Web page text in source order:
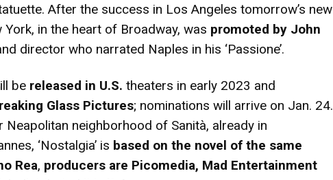
After the success in Los Angeles tomorrow’s new
York, in the heart of Broadway, was promoted by John
director who narrated Naples in his ‘Passione’.
be released in U.S. theaters in early 2023 and
Glass Pictures; nominations will arrive on Jan. 24.
Neapolitan neighborhood of Sanità, already in
‘Nostalgia’ is based on the novel of the same
Rea, producers are Picomedia, Mad Entertainment